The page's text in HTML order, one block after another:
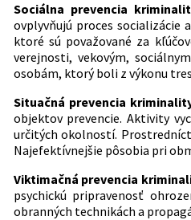
Sociálna prevencia
ovplyvňujú proces socializácie
ktoré sú považované za
verejnosti, vekovým,
osobám, ktorý boli z výkonu
Situačná prevencia
objektov prevencie. Aktivity
určitých okolností.
Najefektívnejšie pôsobia pri
Viktimačná prevencia
psychickú pripravenosť
obranných technikách a